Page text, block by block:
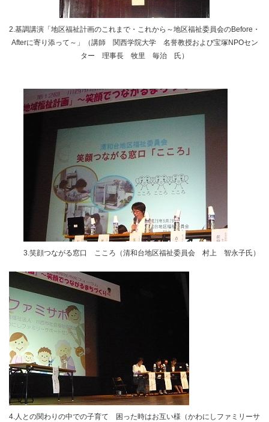
2.基調講演「地区福祉計画のこれまで・これから～地区福祉委員会のBefore・
Afterに寄り添って～」（講師 関西学院大学 名誉教授および宝塚NPOセン
ター 理事長 牧里 毎治 氏）
3.笑顔つながる窓口 こころ（清和台地区福祉委員会 村上 智永子氏）
4.人との関わりの中での子育て 困った時はお互い様（かわにしファミリーサ